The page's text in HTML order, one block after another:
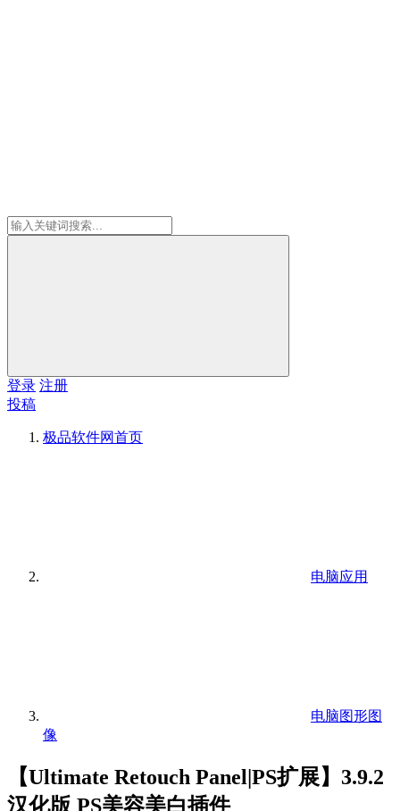
登录 注册
投稿
极品软件网首页
电脑应用
电脑图形图
像
【Ultimate Retouch Panel|PS扩展】3.9.2
汉化版 PS美容美白插件